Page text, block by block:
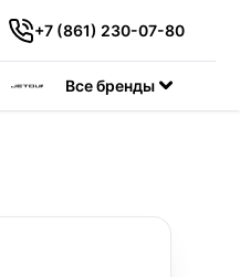
+7 (861) 230-07-80
Jetour55
Все бренды